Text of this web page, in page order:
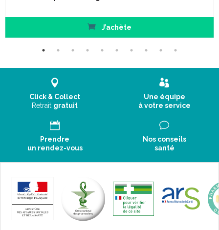
J’achète
Click & Collect
Retrait gratuit
Une équipe
à votre service
Prendre
un rendez-vous
Nos conseils
santé